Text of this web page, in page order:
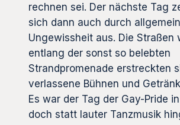
rechnen sei. Der nächste Tag
sich dann auch durch
Ungewissheit aus. Die Straßen
entlang der sonst so belebten
Strandpromenade erstreckten
verlassene Bühnen und
Es war der Tag der Gay-Pride
doch statt lauter Tanzmusik